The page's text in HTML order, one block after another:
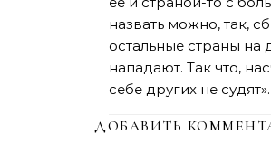
назвать можно, так,
остальные страны на
нападают. Так что,
себе других не
ДОБАВИТЬ